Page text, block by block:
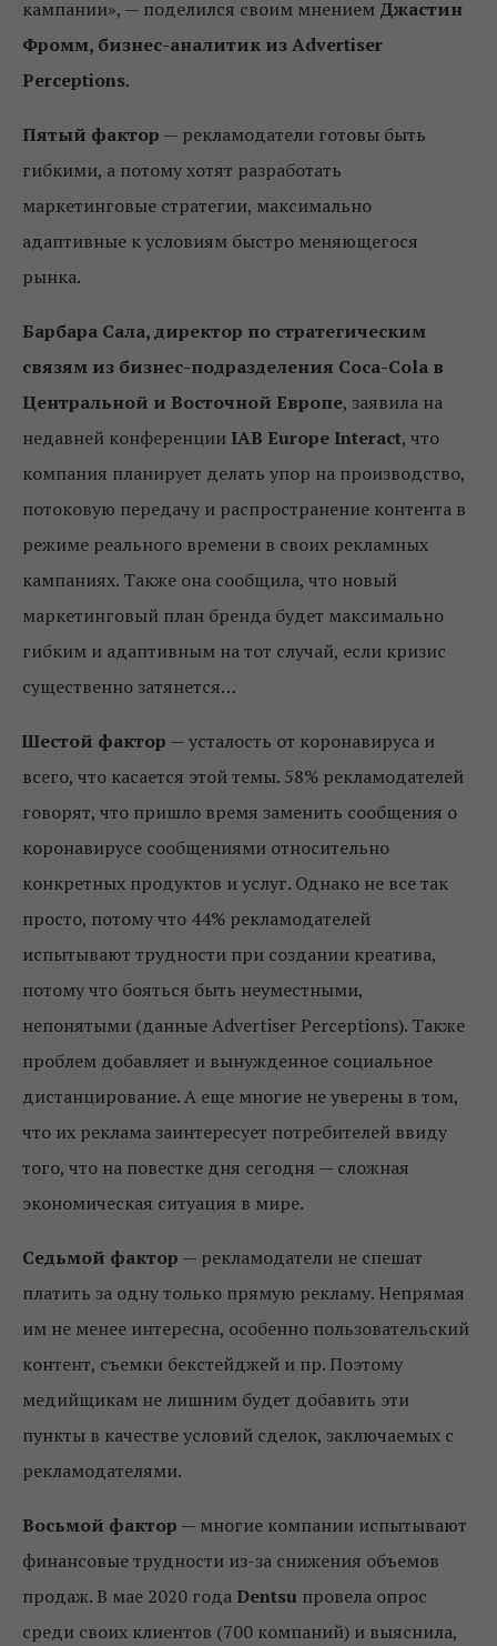
кампании», — поделился своим мнением Джастин
Фромм, бизнес-аналитик из Advertiser
Perceptions.
Пятый фактор — рекламодатели готовы быть
гибкими, а потому хотят разработать
маркетинговые стратегии, максимально
адаптивные к условиям быстро меняющегося
рынка.
Барбара Сала, директор по стратегическим
связям из бизнес-подразделения Coca-Cola в
Центральной и Восточной Европе, заявила на
недавней конференции IAB Europe Interact, что
компания планирует делать упор на производство,
потоковую передачу и распространение контента в
режиме реального времени в своих рекламных
кампаниях. Также она сообщила, что новый
маркетинговый план бренда будет максимально
гибким и адаптивным на тот случай, если кризис
существенно затянется…
Шестой фактор — усталость от коронавируса и
всего, что касается этой темы. 58% рекламодателей
говорят, что пришло время заменить сообщения о
коронавирусе сообщениями относительно
конкретных продуктов и услуг. Однако не все так
просто, потому что 44% рекламодателей
испытывают трудности при создании креатива,
потому что бояться быть неуместными,
непонятыми (данные Advertiser Perceptions). Также
проблем добавляет и вынужденное социальное
дистанцирование. А еще многие не уверены в том,
что их реклама заинтересует потребителей ввиду
того, что на повестке дня сегодня — сложная
экономическая ситуация в мире.
Седьмой фактор — рекламодатели не спешат
платить за одну только прямую рекламу. Непрямая
им не менее интересна, особенно пользовательский
контент, съемки бекстейджей и пр. Поэтому
медийщикам не лишним будет добавить эти
пункты в качестве условий сделок, заключаемых с
рекламодателями.
Восьмой фактор — многие компании испытывают
финансовые трудности из-за снижения объемов
продаж. В мае 2020 года Dentsu провела опрос
среди своих клиентов (700 компаний) и выяснила,